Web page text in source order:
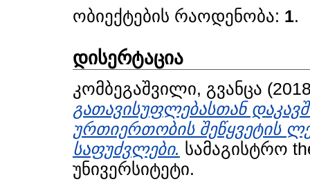
ობიექტების რაოდენობა: 1.
დისერტაცია
კომბეგაშვილი, გვანცა
გათავისუფლებასთან
ურთიერთობის შეწყვეტის
საფუძვლები. სამაგისტრო
უნივერსიტეტი.